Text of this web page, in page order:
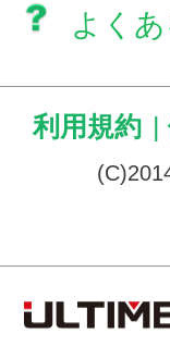
よく
利用規約 |